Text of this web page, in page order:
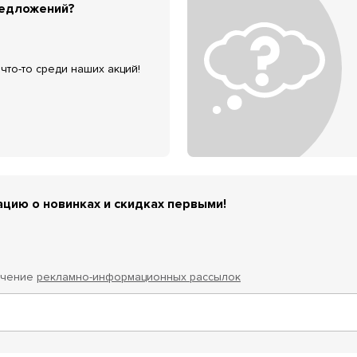
то среди наших акций!
о новинках и скидках первыми!
рекламно-информационных рассылок